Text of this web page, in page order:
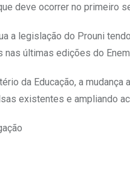
deve ocorrer no primeiro
a legislação do Prouni
últimas edições do Enem.
da Educação, a
existentes e ampliando